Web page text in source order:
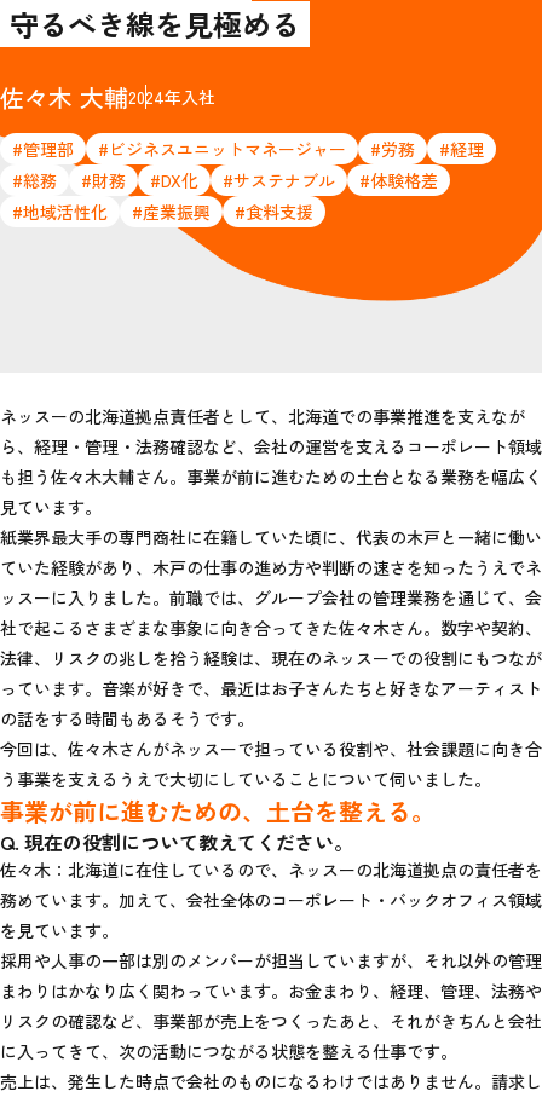
守るべき線を見極める
佐々木 大輔2024年入社
#管理部 #ビジネスユニットマネージャー #労務
#経理
#総務
#財務 #DX化 #サステナブル
#体験格差
#地域活性化
#産業振興 #食料支援
ネッスーの北海道拠点責任者として、北海道での事業推進を支えなが
ら、経理・管理・法務確認など、会社の運営を支えるコーポレート領域
も担う佐々木大輔さん。事業が前に進むための土台となる業務を幅広く
見ています。
紙業界最大手の専門商社に在籍していた頃に、代表の木戸と一緒に働い
ていた経験があり、木戸の仕事の進め方や判断の速さを知ったうえでネ
ッスーに入りました。前職では、グループ会社の管理業務を通じて、会
社で起こるさまざまな事象に向き合ってきた佐々木さん。数字や契約、
法律、リスクの兆しを拾う経験は、現在のネッスーでの役割にもつなが
っています。音楽が好きで、最近はお子さんたちと好きなアーティスト
の話をする時間もあるそうです。
今回は、佐々木さんがネッスーで担っている役割や、社会課題に向き合
う事業を支えるうえで大切にしていることについて伺いました。
事業が前に進むための、土台を整える。
Q. 現在の役割について教えてください。
佐々木：北海道に在住しているので、ネッスーの北海道拠点の責任者を
務めています。加えて、会社全体のコーポレート・バックオフィス領域
を見ています。
採用や人事の一部は別のメンバーが担当していますが、それ以外の管理
まわりはかなり広く関わっています。お金まわり、経理、管理、法務や
リスクの確認など、事業部が売上をつくったあと、それがきちんと会社
に入ってきて、次の活動につながる状態を整える仕事です。
売上は、発生した時点で会社のものになるわけではありません。請求し